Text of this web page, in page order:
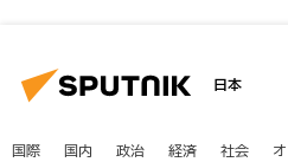
日本
国際 国内 政治 経済 社会